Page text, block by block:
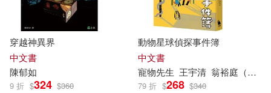
江宜蓁(1) 汪達‧佳谷(1)
沈柏逸(1) 游聖佳(1)
穿越神異界
中文書
陳郁如
9 折 $324 $360
動物星球偵探事件簿
中文書
寵物先生 王宇清 翁裕庭（黃羅）
79 折 $268 $340